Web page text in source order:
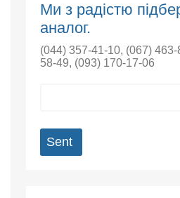
Ми з радістю
аналог.
(044) 357-41-10, (067) 463-
58-49, (093) 170-17-06
Sent